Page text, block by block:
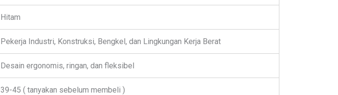
Hitam
Pekerja Industri, Konstruksi, Bengkel, dan Lingkungan Kerja Berat
Desain ergonomis, ringan, dan fleksibel
39-45 ( tanyakan sebelum membeli )